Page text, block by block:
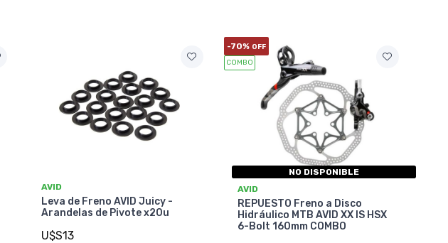
AVID
Leva de Freno AVID Juicy -
Arandelas de Pivote x20u
U$S13
-70% OFF
COMBO
NO DISPONIBLE
AVID
REPUESTO Freno a Disco
Hidráulico MTB AVID XX IS HSX
6-Bolt 160mm COMBO